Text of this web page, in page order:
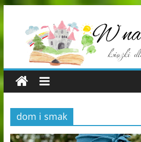
dom i smak